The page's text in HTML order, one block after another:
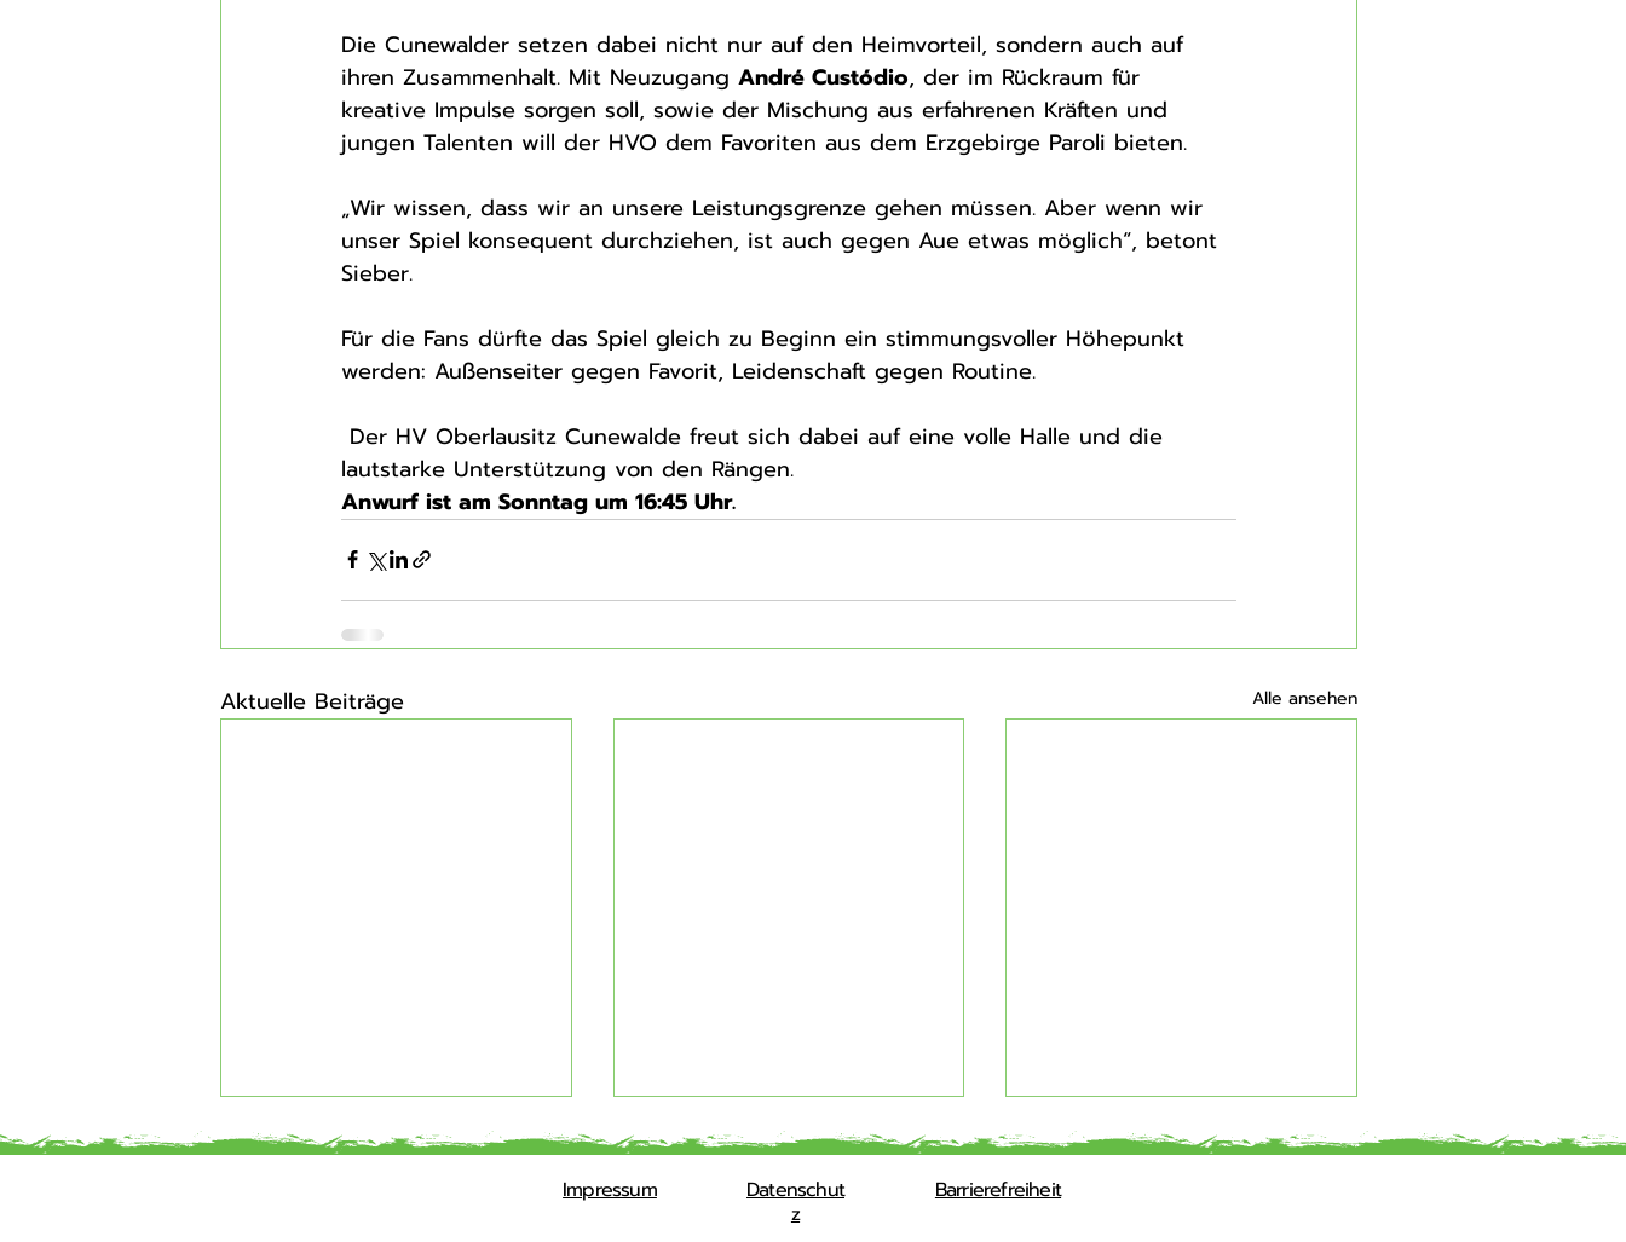
Die Cunewalder setzen dabei nicht nur auf den Heimvorteil, sondern auch auf
ihren Zusammenhalt. Mit Neuzugang André Custódio, der im Rückraum für
kreative Impulse sorgen soll, sowie der Mischung aus erfahrenen Kräften und
jungen Talenten will der HVO dem Favoriten aus dem Erzgebirge Paroli bieten.
„Wir wissen, dass wir an unsere Leistungsgrenze gehen müssen. Aber wenn wir
unser Spiel konsequent durchziehen, ist auch gegen Aue etwas möglich“, betont
Sieber.
Für die Fans dürfte das Spiel gleich zu Beginn ein stimmungsvoller Höhepunkt
werden: Außenseiter gegen Favorit, Leidenschaft gegen Routine.
lautstarke Unterstützung von den Rängen.
Anwurf ist am Sonntag um 16:45 Uhr.
Aktuelle Beiträge Alle ansehen
Impressum
Datenschut
z
Barrierefreiheit